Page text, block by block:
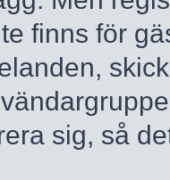
finns för
sig, så